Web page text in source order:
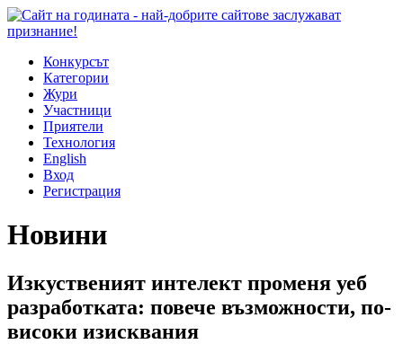
Конкурсът
Категории
Жури
Участници
Приятели
Технология
English
Вход
Регистрация
Новини
Изкуственият интелект променя уеб
разработката: повече възможности, по-
високи изисквания